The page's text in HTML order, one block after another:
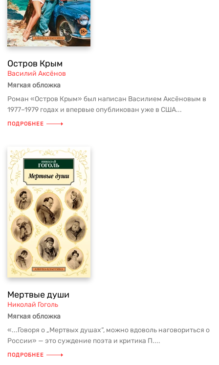
Остров Крым
Василий Аксёнов
Мягкая обложка
Роман «Остров Крым» был написан Василием Аксёновым в
1977–1979 годах и впервые опубликован уже в США...
ПОДРОБНЕЕ
Мертвые души
Николай Гоголь
Мягкая обложка
«...Говоря о „Мертвых душах“, можно вдоволь наговориться о
России» — это суждение поэта и критика П....
ПОДРОБНЕЕ